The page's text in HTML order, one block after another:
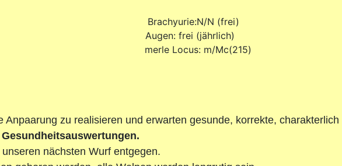
Brachyurie:N/N (frei)
Augen: frei (jährlich)
merle Locus: m/Mc(215)
Anpaarung zu realisieren und erwarten gesunde, korrekte,
nächsten Wurf entgegen.